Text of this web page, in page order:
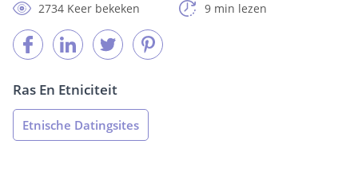
2734 Keer bekeken
9 min lezen
Ras En Etniciteit
Etnische Datingsites